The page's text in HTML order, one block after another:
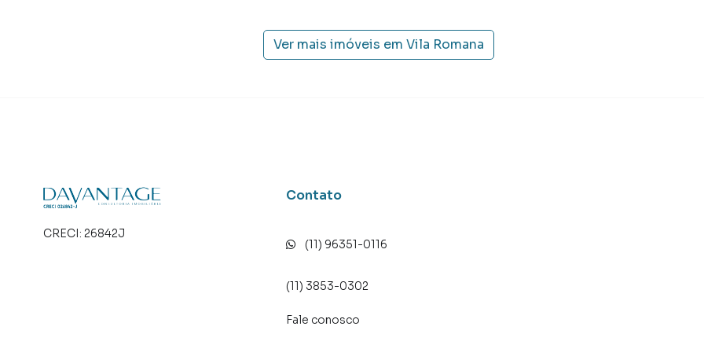
Ver mais imóveis em Vila Romana
CRECI: 26842J
Contato
(11) 96351-0116
(11) 3853-0302
Fale conosco